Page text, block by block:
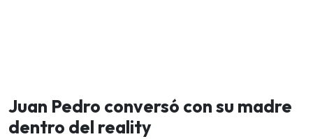
Juan Pedro conversó con su madre
dentro del reality